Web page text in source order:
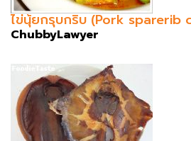
ไข่นุ้ยกรุบกริบ (Pork sparerib
ChubbyLawyer